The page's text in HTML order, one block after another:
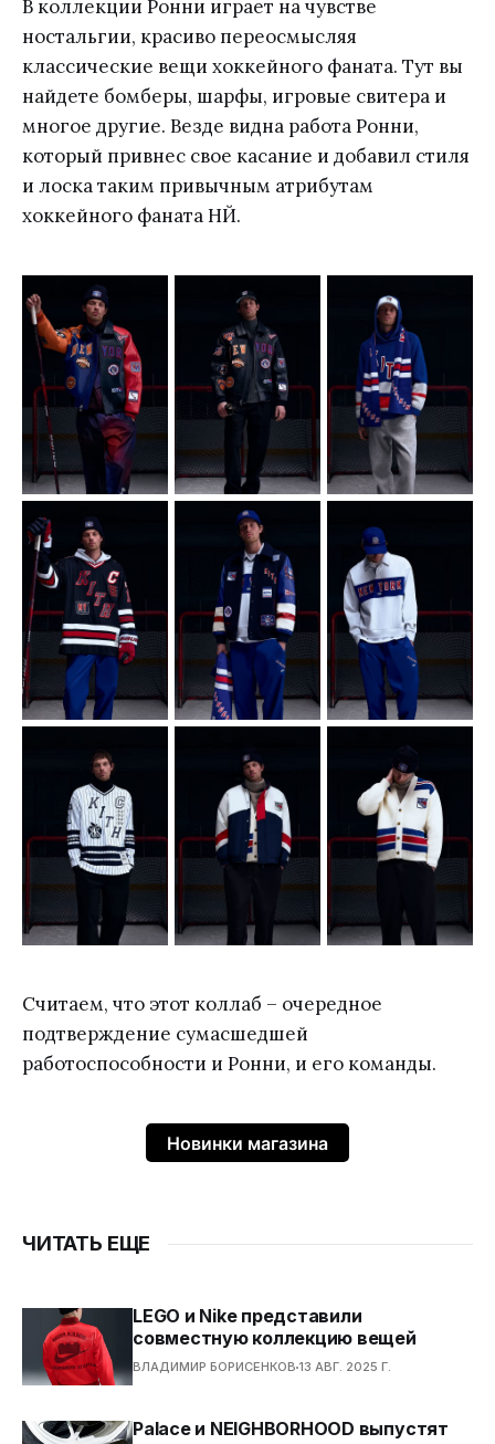
В коллекции Ронни играет на чувстве
ностальгии, красиво переосмысляя
классические вещи хоккейного фаната. Тут вы
найдете бомберы, шарфы, игровые свитера и
многое другие. Везде видна работа Ронни,
который привнес свое касание и добавил стиля
и лоска таким привычным атрибутам
хоккейного фаната НЙ.
Считаем, что этот коллаб – очередное
подтверждение сумасшедшей
работоспособности и Ронни, и его команды.
Новинки магазина
ЧИТАТЬ ЕЩЕ
LEGO и Nike представили
совместную коллекцию вещей
ВЛАДИМИР БОРИСЕНКОВ 13 АВГ. 2025 Г.
Palace и NEIGHBORHOOD выпустят